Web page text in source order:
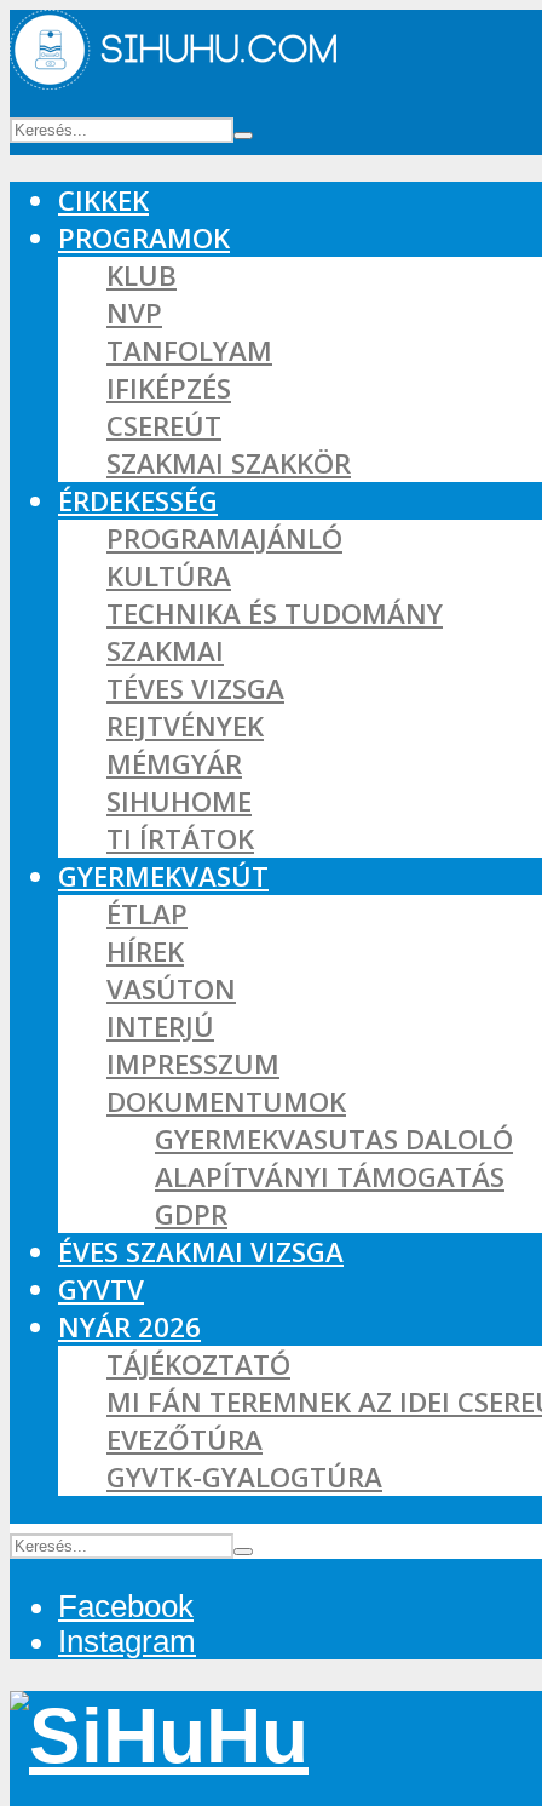
CIKKEK
PROGRAMOK
KLUB
NVP
TANFOLYAM
IFIKÉPZÉS
CSEREÚT
SZAKMAI SZAKKÖR
ÉRDEKESSÉG
PROGRAMAJÁNLÓ
KULTÚRA
TECHNIKA ÉS TUDOMÁNY
SZAKMAI
TÉVES VIZSGA
REJTVÉNYEK
MÉMGYÁR
SIHUHOME
TI ÍRTÁTOK
GYERMEKVASÚT
ÉTLAP
HÍREK
VASÚTON
INTERJÚ
IMPRESSZUM
DOKUMENTUMOK
GYERMEKVASUTAS DALOLÓ
ALAPÍTVÁNYI TÁMOGATÁS
GDPR
ÉVES SZAKMAI VIZSGA
GYVTV
NYÁR 2026
TÁJÉKOZTATÓ
MI FÁN TEREMNEK AZ IDEI
EVEZŐTÚRA
GYVTK-GYALOGTÚRA
Facebook
Instagram